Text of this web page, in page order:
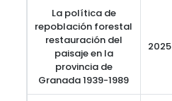
La política de
repoblación forestal
restauración del
paisaje en la
provincia de
Granada 1939-1989
2025